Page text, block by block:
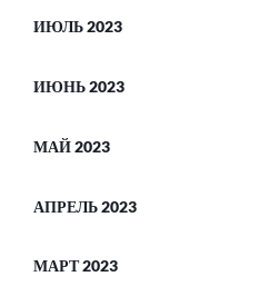
ИЮЛЬ 2023
ИЮНЬ 2023
МАЙ 2023
АПРЕЛЬ 2023
МАРТ 2023